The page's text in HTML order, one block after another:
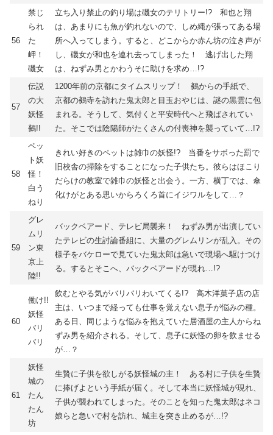
56
禁じ
られ
た
岬！
磯女
立ち入り禁止の釣り場は磯女のテリトリー!? 和也と翔
は、あまりにも魚が釣れないので、しめ縄が張ってある場
所へ入ってしまう。すると、どこからか赤ん坊の泣き声が
し、磯女が和也を連れ去ってしまった！ 逃げ出した翔
は、ねずみ男とかわうそに助けを求め…!?
57
伝説
の大
妖怪
鵺!!
1200年前の京都にタイムスリップ！ 鵺からの手紙で、
京都の鵺寺を訪れた鬼太郎と目玉おやじは、謎の黒雲に包
まれる。そうして、気付くと平安時代へと飛ばされてい
た。そこでは陰陽師がたくさんの付喪神を襲っていて…!?
58
ペッ
ト妖
怪！
白う
ねり
きれい好きのペットは雑巾の妖怪!? 当番をサボった罰で
旧校舎の掃除をすることになった子供たち。彼らはほこり
だらけの教室で雑巾の妖怪と出会う。一方、横丁では、傘
化けがとある思いからろくろ首にイジワルをして…？
59
グレ
ムリ
ン東
京上
陸!!
バックベアード、テレビ局襲来！ ねずみ男が出演してい
たテレビの生討論番組に、大量のグレムリンが乱入。その
様子をバケローで見ていた鬼太郎は急いで現場へ駆けつけ
る。するとそこへ、バックベアードが現れ…!?
60
働け!!
妖怪
バリ
バリ
飲むとやる気がバリバリわいてくる!? 高木洋菓子店の店
主は、いつまで経っても仕事を覚えない息子が悩みの種。
ある日、同じような悩みを抱えていた居酒屋の主人からね
ずみ男を紹介される。そして、息子に妖怪の卵を飲ませる
が…？
61
妖怪
城の
たん
たん
坊
生贄に子供を欲しがる妖怪城の主！ ある村に子供を生贄
に捧げよという手紙が届く。そして本当に妖怪城が現れ、
子供が襲われてしまった。そのことを知った鬼太郎はネコ
娘らと急いで村を訪れ、城主を突き止めるが…!?